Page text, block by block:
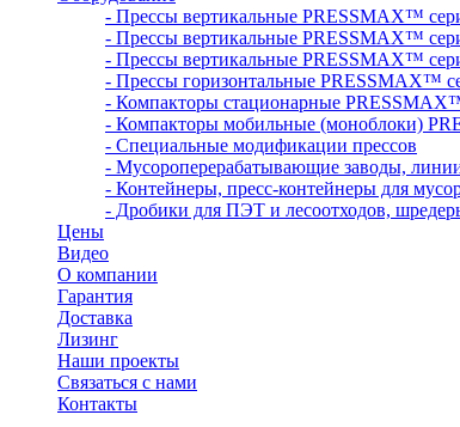
- Прессы вертикальные PRESSMAX™
- Прессы вертикальные PRESSMAX™
- Прессы вертикальные PRESSMAX™
- Прессы горизонтальные PRESSMAX™
- Компакторы стационарные
- Компакторы мобильные (моноблоки)
- Специальные модификации прессов
- Мусороперерабатывающие заводы,
- Контейнеры, пресс-контейнеры для
- Дробики для ПЭТ и лесоотходов,
Цены
Видео
О компании
Гарантия
Доставка
Лизинг
Наши проекты
Связаться с нами
Контакты